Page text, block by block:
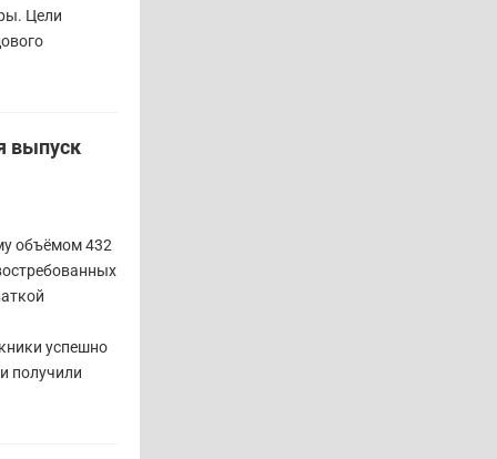
Цели
выпуск
объёмом 432
успешно
получили